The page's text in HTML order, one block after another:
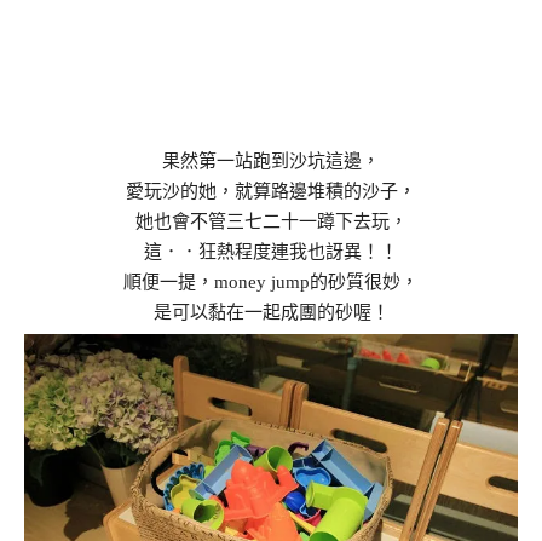
果然第一站跑到沙坑這邊，
愛玩沙的她，就算路邊堆積的沙子，
她也會不管三七二十一蹲下去玩，
這．．狂熱程度連我也訝異！！
順便一提，money jump的砂質很妙，
是可以黏在一起成團的砂喔！